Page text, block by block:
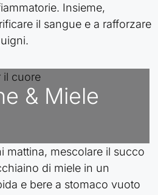
Insieme,
il sangue e a rafforzare
& Miele
mattina, mescolare il succo
di miele in un
e bere a stomaco vuoto